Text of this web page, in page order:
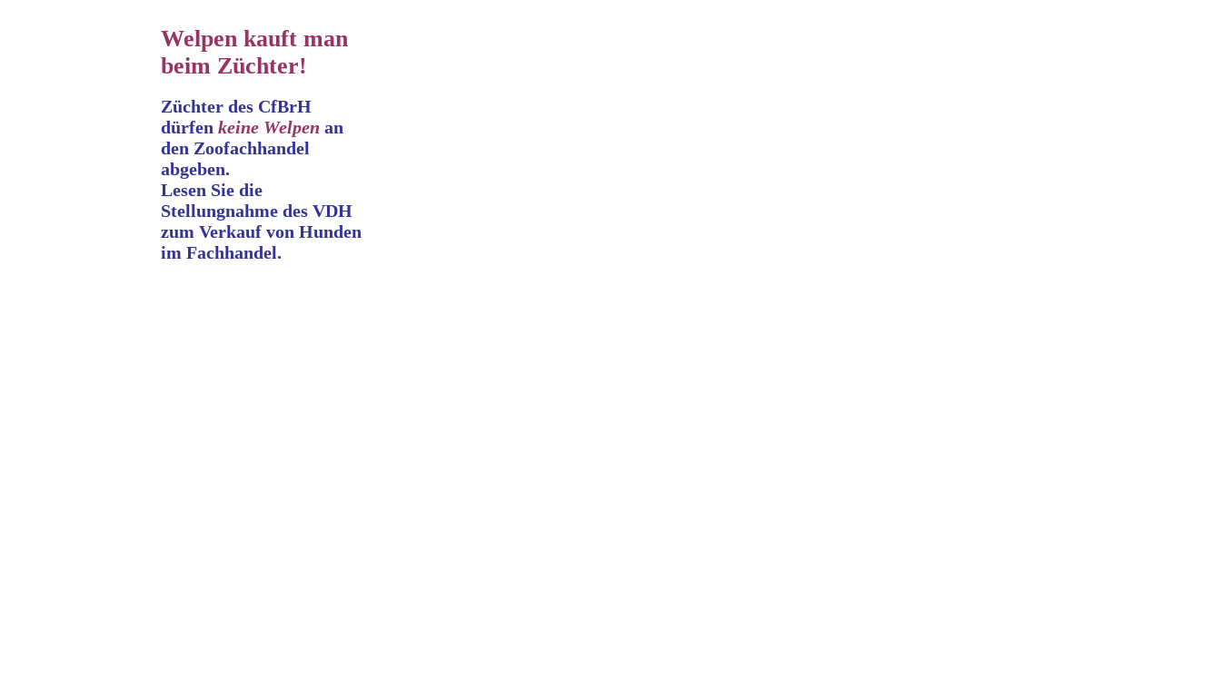
Welpen kauft man
beim Züchter!
Züchter des CfBrH
dürfen keine Welpen an
den Zoofachhandel
abgeben.
Lesen Sie die
Stellungnahme des VDH
zum Verkauf von Hunden
im Fachhandel.